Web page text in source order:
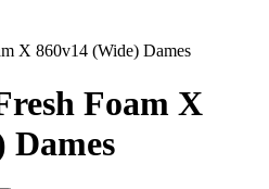
X 860v14 (Wide) Dames
Foam X
Dames